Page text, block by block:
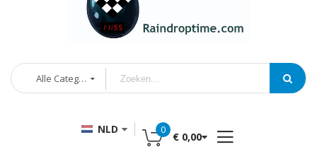
Alle Categorieën
NLD 0
€ 0,00